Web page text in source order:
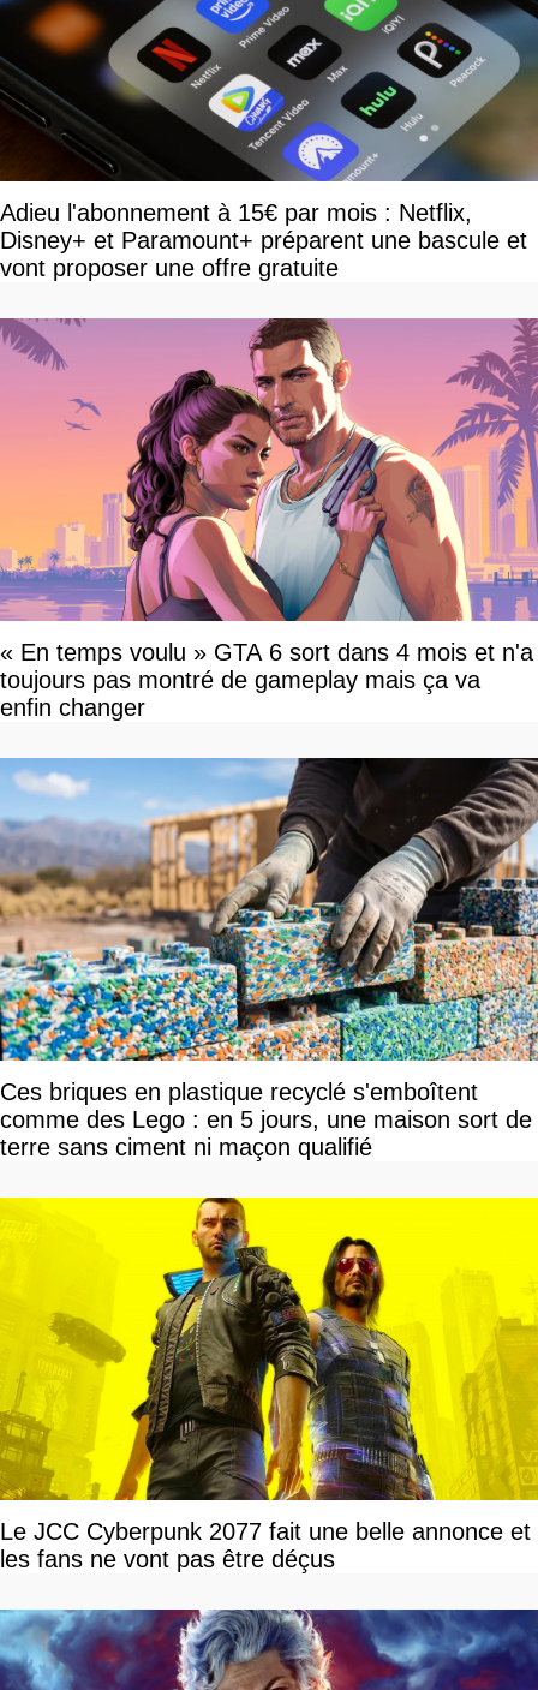
Adieu l'abonnement à 15€ par mois : Netflix,
Disney+ et Paramount+ préparent une bascule et
vont proposer une offre gratuite
« En temps voulu » GTA 6 sort dans 4 mois et n'a
toujours pas montré de gameplay mais ça va
enfin changer
Ces briques en plastique recyclé s'emboîtent
comme des Lego : en 5 jours, une maison sort de
terre sans ciment ni maçon qualifié
Le JCC Cyberpunk 2077 fait une belle annonce et
les fans ne vont pas être déçus